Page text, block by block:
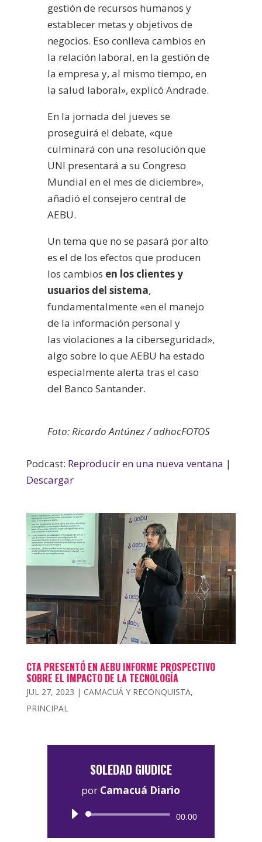
gestión de recursos humanos y
establecer metas y objetivos de
negocios. Eso conlleva cambios en
la relación laboral, en la gestión de
la empresa y, al mismo tiempo, en
la salud laboral», explicó Andrade.
En la jornada del jueves se
proseguirá el debate, «que
culminará con una resolución que
UNI presentará a su Congreso
Mundial en el mes de diciembre»,
añadió el consejero central de
AEBU.
Un tema que no se pasará por alto
es el de los efectos que producen
los cambios en los clientes y
usuarios del sistema,
fundamentalmente «en el manejo
de la información personal y
las violaciones a la ciberseguridad»,
algo sobre lo que AEBU ha estado
especialmente alerta tras el caso
del Banco Santander.
Foto: Ricardo Antúnez / adhocFOTOS
Podcast: Reproducir en una nueva ventana |
Descargar
CTA PRESENTÓ EN AEBU INFORME PROSPECTIVO
SOBRE EL IMPACTO DE LA TECNOLOGÍA
JUL 27, 2023 | CAMACUÁ Y RECONQUISTA,
PRINCIPAL
SOLEDAD GIUDICE
por Camacuá Diario
Reproductor
00:00